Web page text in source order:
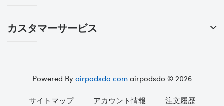
カスタマーサービス
Powered Byairpodsdo.comairpodsdo © 2026
サイトマップ
アカウント情報 注文履歴